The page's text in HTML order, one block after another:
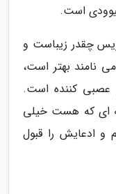
است.
چقدر زیباست و
نامند بهتر است،
و عصبی کننده است.
ای که هست خیلی
ادعایش را قبول